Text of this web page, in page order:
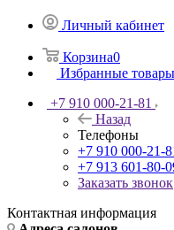
Контакты
Личный кабинет
Избранные товары
+7 910 000-21-81
Назад
Телефоны
+7 910 000-21-81
Заказать звонок